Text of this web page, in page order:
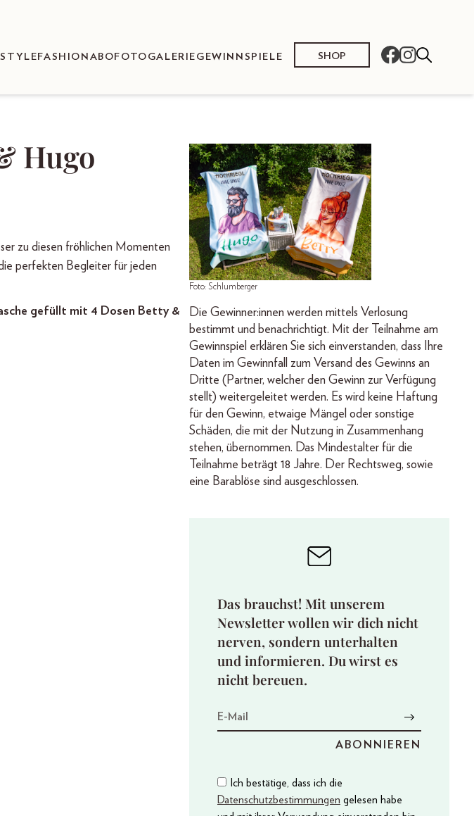
FASHION ABOFOTOGALERIE GEWINNSPIELE SHOP
Hugo
zu diesen fröhlichen Momenten
perfekten Begleiter für jeden
gefüllt mit 4 Dosen Betty &
Foto: Schlumberger
Die Gewinner:innen werden mittels Verlosung
bestimmt und benachrichtigt. Mit der Teilnahme am
Gewinnspiel erklären Sie sich einverstanden, dass Ihre
Daten im Gewinnfall zum Versand des Gewinns an
Dritte (Partner, welcher den Gewinn zur Verfügung
stellt) weitergeleitet werden. Es wird keine Haftung
für den Gewinn, etwaige Mängel oder sonstige
Schäden, die mit der Nutzung in Zusammenhang
stehen, übernommen. Das Mindestalter für die
Teilnahme beträgt 18 Jahre. Der Rechtsweg, sowie
eine Barablöse sind ausgeschlossen.
Das brauchst! Mit unserem
Newsletter wollen wir dich nicht
nerven, sondern unterhalten
und informieren. Du wirst es
nicht bereuen.
Ich bestätige, dass ich die
Datenschutzbestimmungen gelesen habe